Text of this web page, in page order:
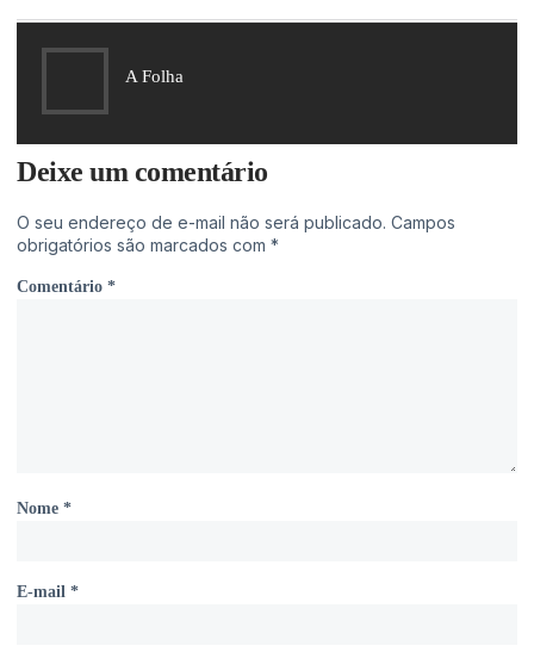
A Folha
Deixe um comentário
O seu endereço de e-mail não será publicado. Campos
obrigatórios são marcados com *
Comentário *
Nome *
E-mail *